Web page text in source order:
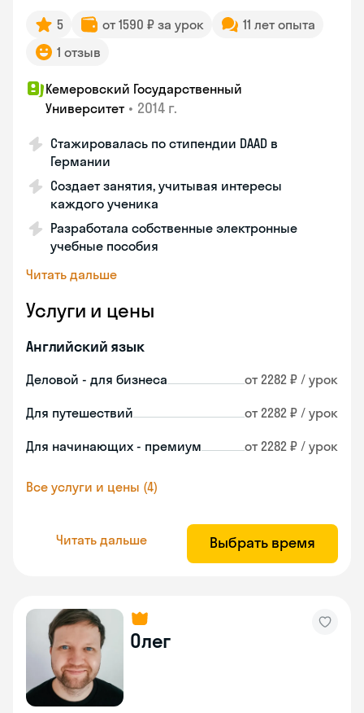
5 от 1590 ₽ за урок
11 лет опыта
1 отзыв
Кемеровский Государственный
Университет • 2014 г.
Стажировалась по стипендии DAAD в
Германии
Создает занятия, учитывая интересы
каждого ученика
Разработала собственные электронные
учебные пособия
Читать дальше
Услуги и цены
Английский язык
Деловой - для бизнеса от 2282 ₽ / урок
Для путешествий от 2282 ₽ / урок
Для начинающих - премиум от 2282 ₽ / урок
Все услуги и цены (4)
Читать дальше Выбрать время
Олег